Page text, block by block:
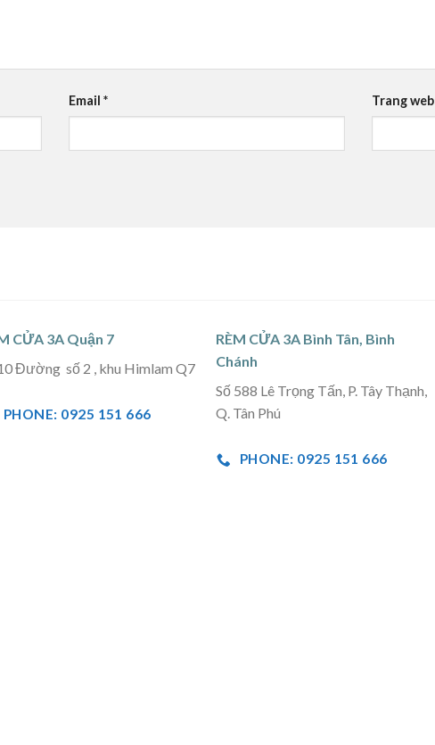
Email * Trang web
CỬA 3A Quận 7
Đường số 2 , khu Himlam Q7
PHONE: 0925 151 666
RÈM CỬA 3A Bình Tân, Bình
Chánh
Số 588 Lê Trọng Tấn, P. Tây Thạnh,
Q. Tân Phú
PHONE: 0925 151 666